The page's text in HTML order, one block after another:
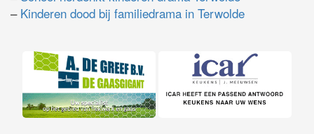
– Kinderen dood bij familiedrama in Terwolde